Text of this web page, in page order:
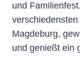
und
Magdeburg,
und genießt ein